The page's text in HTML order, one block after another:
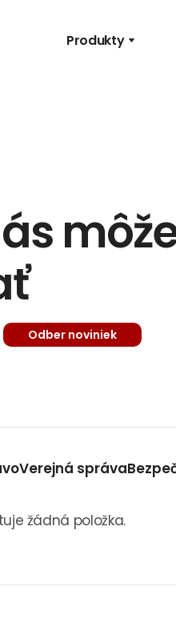
Produkty
Odber noviniek
Verejná správa
žádná položka.